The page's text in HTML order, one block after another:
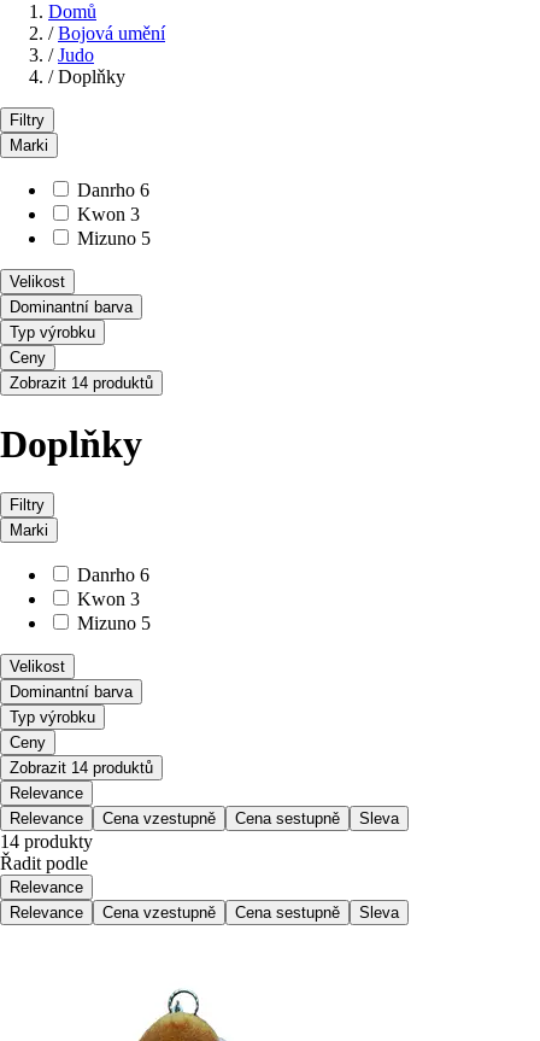
Domů
/ Bojová umění
/ Judo
/ Doplňky
Filtry
Marki
Danrho 6
Kwon 3
Mizuno 5
Velikost
Dominantní barva
Typ výrobku
Ceny
Zobrazit 14 produktů
Doplňky
Filtry
Marki
Danrho 6
Kwon 3
Mizuno 5
Velikost
Dominantní barva
Typ výrobku
Ceny
Zobrazit 14 produktů
Relevance
Relevance
Cena vzestupně Cena sestupně Sleva
14 produkty
Řadit podle
Relevance
Relevance
Cena vzestupně Cena sestupně Sleva